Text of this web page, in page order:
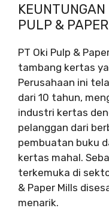
KEUNTUNGAN
PULP &
PT Oki Pulp &
tambang kertas
Perusahaan ini
dari 10 tahun,
industri kertas
pelanggan dari
pembuatan buku
kertas mahal.
terkemuka di
& Paper Mills
menarik.